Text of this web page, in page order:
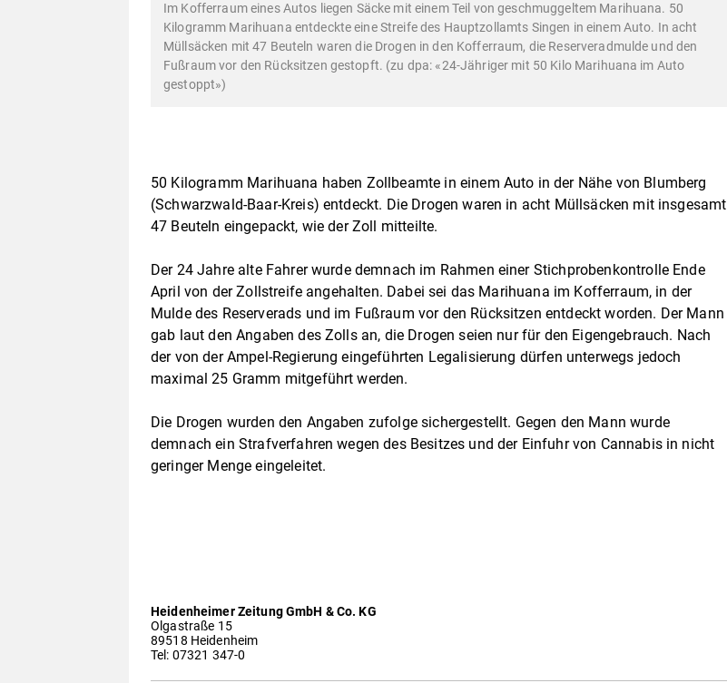
Im Kofferraum eines Autos liegen Säcke mit einem Teil von geschmuggeltem Marihuana. 50
Kilogramm Marihuana entdeckte eine Streife des Hauptzollamts Singen in einem Auto. In acht
Müllsäcken mit 47 Beuteln waren die Drogen in den Kofferraum, die Reserveradmulde und den
Fußraum vor den Rücksitzen gestopft. (zu dpa: «24-Jähriger mit 50 Kilo Marihuana im Auto
gestoppt»)
50 Kilogramm Marihuana haben Zollbeamte in einem Auto in der Nähe von Blumberg
(Schwarzwald-Baar-Kreis) entdeckt. Die Drogen waren in acht Müllsäcken mit insgesamt
47 Beuteln eingepackt, wie der Zoll mitteilte.
Der 24 Jahre alte Fahrer wurde demnach im Rahmen einer Stichprobenkontrolle Ende
April von der Zollstreife angehalten. Dabei sei das Marihuana im Kofferraum, in der
Mulde des Reserverads und im Fußraum vor den Rücksitzen entdeckt worden. Der Mann
gab laut den Angaben des Zolls an, die Drogen seien nur für den Eigengebrauch. Nach
der von der Ampel-Regierung eingeführten Legalisierung dürfen unterwegs jedoch
maximal 25 Gramm mitgeführt werden.
Die Drogen wurden den Angaben zufolge sichergestellt. Gegen den Mann wurde
demnach ein Strafverfahren wegen des Besitzes und der Einfuhr von Cannabis in nicht
geringer Menge eingeleitet.
Heidenheimer Zeitung GmbH & Co. KG
Olgastraße 15
89518 Heidenheim
Tel: 07321 347-0